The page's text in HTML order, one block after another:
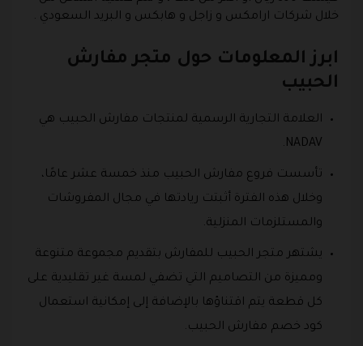
خلال شركات ارامكس و زاجل و هابكس و البريد السعودي .
ابرز المعلومات حول متجر مفارش
الحبيب
العلامة التجارية الرسمية لمنتجات مفارش الحبيب هي
NADAV.
تأسست فروع مفارش الحبيب منذ خمسة عشر عامًا،
وخلال هذه الفترة أثبتت ريادتها في مجال المفروشات
والمستلزمات المنزلية.
يشتهر متجر الحبيب للمفارش بتقديم مجموعة متنوعة
ومميزة من التصاميم التي تضفي لمسة غير تقليدية على
كل قطعة يتم اقتناؤها بالإضافة إلى إمكانية استعمال
كود خصم مفارش الحبيب.